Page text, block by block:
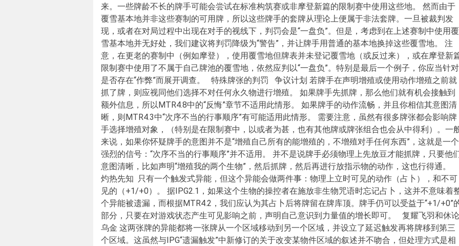
来。一些牌龄不长的牌手可能会尝试在标准构筑赛或非摩登新篇的限制赛中使用这些地。 然而由于
覆雪基本地并非这些赛制的可用牌，所以这些牌手的套牌从理论上便属于非法套牌。一旦被裁判发
现，或者在对局过程中出现在对手的视线下，判罚会是“一盘负”。但是，考虑到在上述赛制中使用覆
雪基本地并无好处，我们建议将判罚降级为“警告”，并让牌手用普通的基本地换掉这些覆雪地。 注
意，在更老的赛制中（例如摩登），使用覆雪地但牌表并未登记覆雪地（或反过来），或在摩登新
限制赛中使用了不属于自己牌池的覆雪地，依然应判以“一盘负”。特别是最后一个例子，你应当针对
是否存在“作弊”而展开调查。 特殊牌张的判罚 争议计划 若牌手在声明增殖或使用动作增殖之前就
抓了牌，则应视同他们选择不对任何永久物进行增殖。 如果牌手先抓牌，那么他们就有机会接触到
额外信息，所以MTR4.8中的“反悔”章节不适用此情形。 如果牌手的动作流畅，并且你相信其意图清
晰，则MTR4.3中“次序不当的行事顺序”有可能适用此情形。 需要注意，虽然有很多牌张都会影响牌
手选择增殖对象，（特别是在限制赛中，以或者为甚，也有其他牌或牌张组合也会从中得利）。一
来说，如果你怀疑牌手的意图并不是“增殖自己所有的能增殖的，不增殖对手任何东西”，这就是一个
强烈的信号：“次序不当的行事顺序”并不适用。 并不是说牌手必须物理上先放豆才能抓牌，只要他
意图清晰，比如声明“增殖我的两个生物”，然后抓牌，然后再进行放指示物的动作，这也行得通。
灼热先知 只有一个触发式异能，但这个异能会做两件事：物理上立时可见的动作（占卜），和不可
见的（+1/+0）。 据IPG2.1，如果这个生物的操控者在施放非生物咒语时忘记占卜，这并不意味着
个异能被遗漏，而根据MTR4.2，我们应认为其占卜后将牌留在牌库顶。牌手仍可以受益于“+1/+0”
部分，只要在对游戏状态产生可见影响之前，声明自己意识到力量值的增长即可。 复耀飞羽和休论
乌金 这两张牌的异能都将一张牌从一个区域移动到另一个区域，并设立了延迟触发再将牌移到第三
个区域。这虽然与IPG“遗漏触发”中新修订的关于改变某物件区域的叙述并不吻合，但处理方式是相